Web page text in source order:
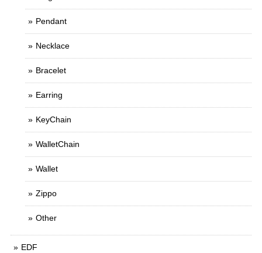
Pendant
Necklace
Bracelet
Earring
KeyChain
WalletChain
Wallet
Zippo
Other
EDF